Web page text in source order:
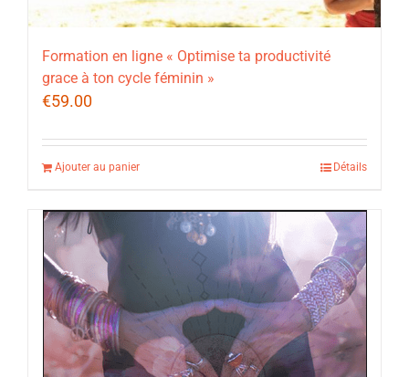
Formation en ligne « Optimise ta productivité
grace à ton cycle féminin »
€59.00
Ajouter au panier Détails